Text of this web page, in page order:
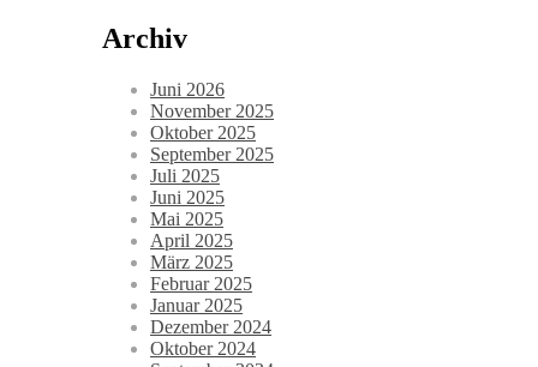
Archiv
Juni 2026
November 2025
Oktober 2025
September 2025
Juli 2025
Juni 2025
Mai 2025
April 2025
März 2025
Februar 2025
Januar 2025
Dezember 2024
Oktober 2024